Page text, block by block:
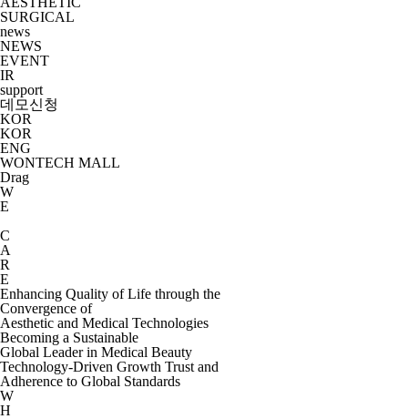
SURGICAL
news
NEWS
EVENT
IR
support
데모신청
KOR
KOR
ENG
WONTECH MALL
Drag
W
E
C
A
R
E
Enhancing Quality of Life through the
Convergence of
Aesthetic and Medical Technologies
Becoming a Sustainable
Global Leader in Medical Beauty
Technology-Driven Growth Trust and
Adherence to Global Standards
W
H